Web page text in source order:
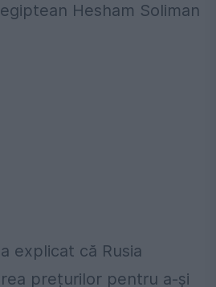
Hesham Soliman
explicat că Rusia
prețurilor pentru a-și